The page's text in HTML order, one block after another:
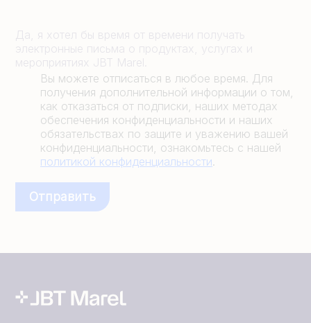
Да, я хотел бы время от времени получать
электронные письма о продуктах, услугах и
мероприятиях JBT Marel.
Вы можете отписаться в любое время. Для
получения дополнительной информации о том,
как отказаться от подписки, наших методах
обеспечения конфиденциальности и наших
обязательствах по защите и уважению вашей
конфиденциальности, ознакомьтесь с нашей
политикой конфиденциальности.